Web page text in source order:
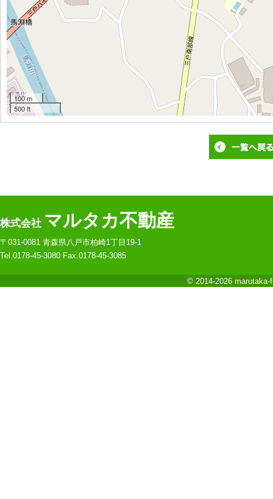
100 m
500 ft
株式会社 マルタカ不動産
〒031-0081 青森県八戸市柏崎1丁目19-1
Tel.0178-45-3080 Fax.0178-45-3085
© 2014-2026 marutaka-